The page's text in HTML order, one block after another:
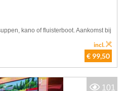
kano of fluisterboot. Aankomst bij
€ 99,50
incl.
101